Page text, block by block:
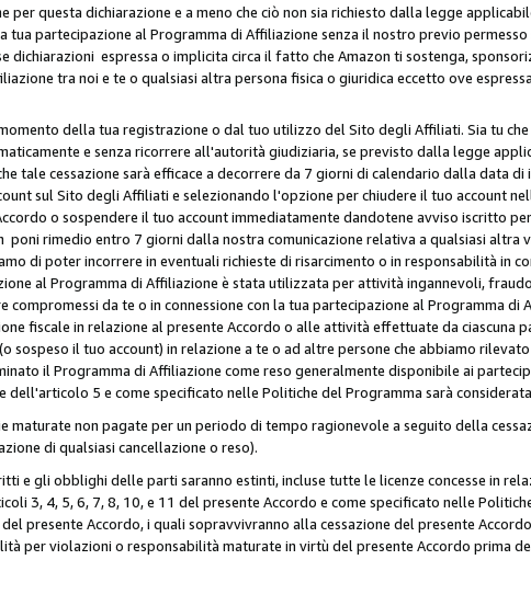
per questa dichiarazione e a meno che ciò non sia richiesto dalla legge
tua partecipazione al Programma di Affiliazione senza il nostro previo
espressa o implicita circa il fatto che Amazon ti sostenga,
tra noi e te o qualsiasi altra persona fisica o giuridica eccetto ove
della tua registrazione o dal tuo utilizzo del Sito degli Affiliati. Sia tu
e senza ricorrere all'autorità giudiziaria, se previsto dalla legge
tale cessazione sarà efficace a decorrere da 7 giorni di calendario dalla data
sul Sito degli Affiliati e selezionando l'opzione per chiudere il tuo account
o sospendere il tuo account immediatamente dandotene avviso iscritto
rimedio entro 7 giorni dalla nostra comunicazione relativa a qualsiasi altra
di poter incorrere in eventuali richieste di risarcimento o in responsabilità in
al Programma di Affiliazione è stata utilizzata per attività ingannevoli,
compromessi da te o in connessione con la tua partecipazione al Programma
fiscale in relazione al presente Accordo o alle attività effettuate da ciascuna
sospeso il tuo account) in relazione a te o ad altre persone che abbiamo
il Programma di Affiliazione come reso generalmente disponibile ai
5 e come specificato nelle Politiche del Programma sarà
non pagate per un periodo di tempo ragionevole a seguito della
di qualsiasi cancellazione o reso).
e gli obblighi delle parti saranno estinti, incluse tutte le licenze concesse in
3, 4, 5, 6, 7, 8, 10, e 11 del presente Accordo e come specificato nelle
presente Accordo, i quali sopravvivranno alla cessazione del presente
per violazioni o responsabilità maturate in virtù del presente Accordo prima